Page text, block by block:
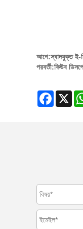
আগে:স্বাদযুক্ত ই-
পরবর্তী:কিউব
Facebook